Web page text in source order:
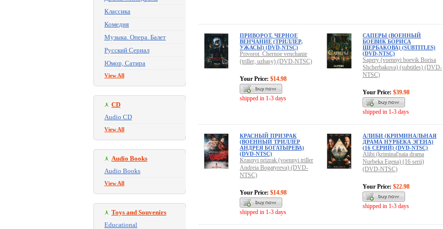
Классика
Комедия
Музыка. Опера. Балет
Русский Сериал
Юмор, Сатира
View All
CD
Audio CD
View All
Audio Books
Audio Books
View All
Toys and Souvenirs
Educational
ПРИВОРОТ. ЧЕРНОЕ
ВЕНЧАНИЕ (ТРИЛЛЕР,
УЖАСЫ) (DVD-NTSC)
Privorot. Chernoe venchanie
(triller, uzhasy) (DVD-NTSC)
Your Price: $14.98
shipped in 1-3 days
САПЕРЫ (ВОЕННЫЙ
БОЕВИК БОРИСА
ЩЕРБАКОВА) (SUBTITLES)
(DVD-NTSC)
Sapery (voennyi boevik Borisa
Shcherbakova) (subtitles) (DVD-
NTSC)
Your Price: $39.98
shipped in 1-3 days
КРАСНЫЙ ПРИЗРАК
(ВОЕННЫЙ ТРИЛЛЕР
АНДРЕЯ БОГАТЫРЕВА)
(DVD-NTSC)
Krasnyi prizrak (voennyi triller
Andreia Bogatyreva) (DVD-
NTSC)
Your Price: $14.98
shipped in 1-3 days
АЛИБИ (КРИМИНАЛЬНАЯ
ДРАМА НУРБЕКА ЭГЕНА)
(16 СЕРИЙ) (DVD-NTSC)
Alibi (kriminal'naia drama
Nurbeka Egena) (16 serii)
(DVD-NTSC)
Your Price: $22.98
shipped in 1-3 days